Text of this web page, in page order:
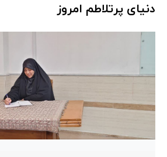
دنیای پرتلاطم امروز